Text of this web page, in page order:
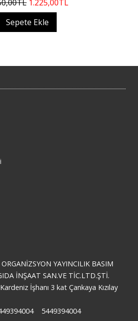
,00TL 1.225,00TL
Sepete Ekle
YAYINCILIK BASIM
İNŞAAT SAN.VE TİC.LTD.ŞTİ.
İşhanı 3 kat Çankaya Kızılay
5449394004